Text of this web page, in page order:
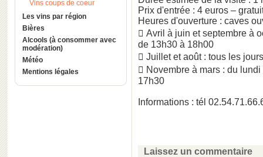
Vins coups de coeur
Les vins par région
Bières
Alcools (à consommer avec
modération)
Météo
Mentions légales
Prix d'entrée : 4 euros –
Heures d'ouverture : caves
 Avril à juin et septembre à
de 13h30 à 18h00
 Juillet et août : tous les
 Novembre à mars : du
17h30
Informations : tél
Laissez un commentaire